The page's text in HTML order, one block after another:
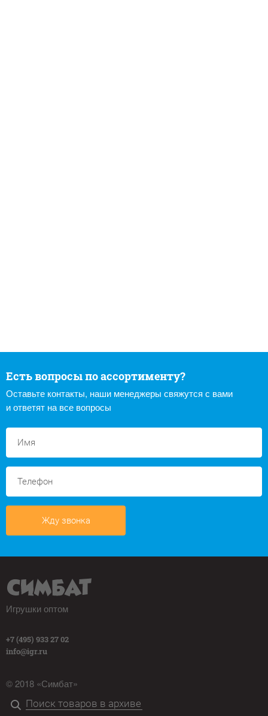
Есть вопросы по ассортименту?
Оставьте контакты, наши менеджеры свяжутся с вами
и ответят на все вопросы
Жду звонка
Игрушки оптом
+7 (495) 933 27 02
info@igr.ru
© 2018 «Симбат»